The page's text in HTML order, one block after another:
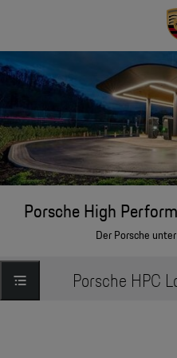
Fahrzeug konfigurieren
718
911
Taycan
Panamera
Macan
Zubehör
Zubehör Finder
Driver's Selection Online-Shop
My Porsche
Porsche High
Der Porsche
Porsche HPC